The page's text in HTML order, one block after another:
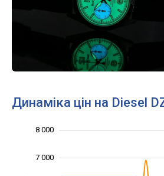
Динаміка цін на Diesel
7 000
8 000